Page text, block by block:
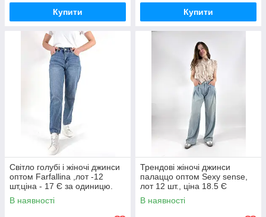
Купити Купити
Світло голубі і жіночі джинси
оптом Farfallina ,лот -12
шт,ціна - 17 Є за одиницю.
В наявності
Трендові жіночі джинси
палаццо оптом Sexy sense,
лот 12 шт., ціна 18.5 Є
В наявності